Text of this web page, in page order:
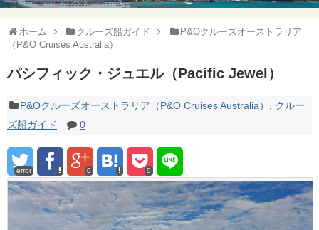
ホーム クルーズ船ガイド
P&Oクルーズオーストラリア
（P&O Cruises Australia）
パシフィック・ジュエル（Pacific Jewel）
P&Oクルーズオーストラリア（P&O Cruises Australia）
クルー
ズ船ガイド
0
error 0 0